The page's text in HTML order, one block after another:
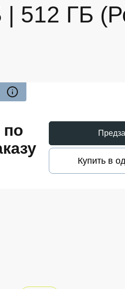
512 ГБ
по
Купить в